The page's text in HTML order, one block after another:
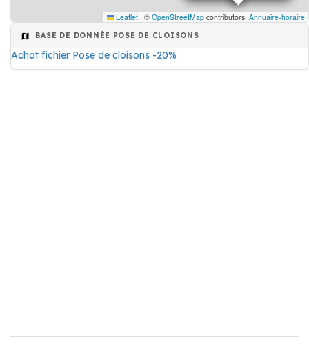
Leaflet | © OpenStreetMap contributors, Annuaire-horaire
BASE DE DONNÉE POSE DE CLOISONS
Achat fichier Pose de cloisons -20%